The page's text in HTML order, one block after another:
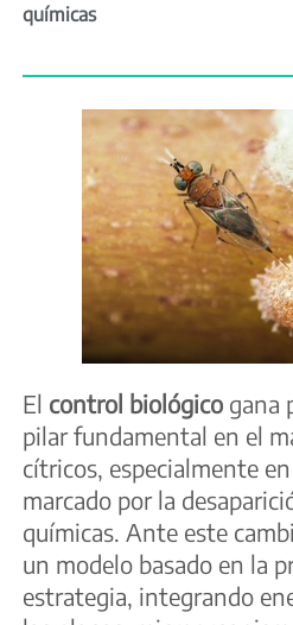
químicas
El control biológico gana
pilar fundamental en el
cítricos, especialmente
marcado por la
químicas. Ante este
un modelo basado en la
estrategia, integrando